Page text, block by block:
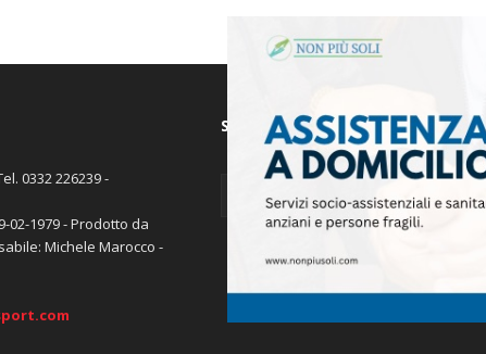
0332 226239 -
02-1979 - Prodotto da
Michele Marocco -
SEGUICI